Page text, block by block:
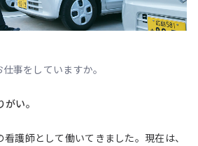
事をしていますか。
い。
護師として働いてきました。現在は、